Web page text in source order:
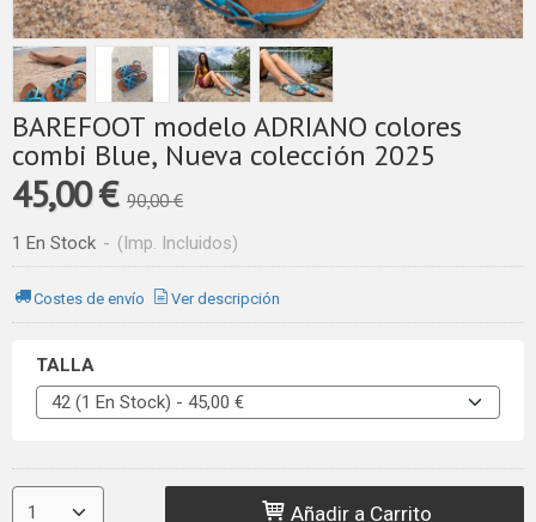
BAREFOOT modelo ADRIANO colores
combi Blue, Nueva colección 2025
45,00 € 90,00 €
1 En Stock - (Imp. Incluidos)
Costes de envío Ver descripción
TALLA
Añadir a Carrito